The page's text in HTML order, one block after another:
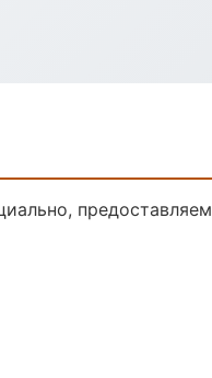
предоставляем